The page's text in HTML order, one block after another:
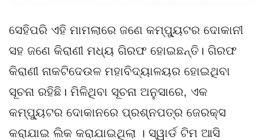
ସେହିପରି ଏହି ମାମଲାରେ ଜଣେ କମ୍ପ୍ୟୁଟର ଦୋକାନୀ
ସହ ଜଣେ କିରାଣୀ ମଧ୍ୟ ଗିରଫ ହୋଇଛନ୍ତି। ଗିରଫ
କିରାଣୀ ନାକଟିଦେଉଳ ମହାବିଦ୍ୟାଳୟର ହୋଇଥିବା
ସୂଚନା ରହିଛି। ମିଳିଥିବା ସୂଚନା ଅନୁସାରେ, ଏକ
କମ୍ପ୍ୟୁଟର ଦୋକାନରେ ପ୍ରଶ୍ନପତ୍ର ଜେରକ୍ସ
କରାଯାଇ ଲିକ କରାଯାଇଥିଲା । ସ୍ୱାର୍ଡ ଟିମ ଆସି